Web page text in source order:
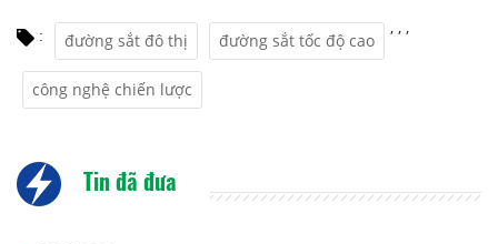
: đường sắt đô thị
,
đường sắt tốc độ cao
,
công nghệ chiến lược
,
Tin đã đưa